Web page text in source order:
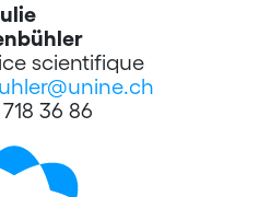
scientifique
36 86